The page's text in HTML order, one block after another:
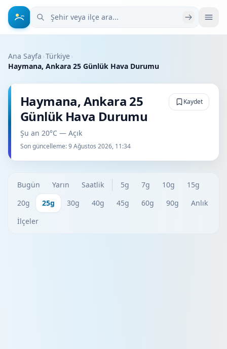
Şehir veya ilçe ara
Ana Sayfa ›Türkiye›
Haymana, Ankara 25 Günlük Hava Durumu
Haymana, Ankara 25
Günlük Hava Durumu
Şu an 20°C — Açık
Son güncelleme:9 Ağustos 2026, 11:34
Kaydet
Bugün Yarın Saatlik 5g 7g 10g
15g
20g
25g 30g 40g 45g 60g 90g
Anlık
İlçeler